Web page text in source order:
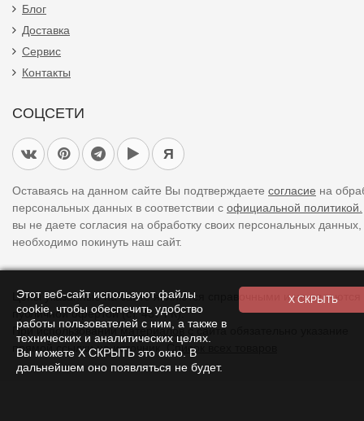
Блог
Доставка
Сервис
Контакты
СОЦСЕТИ
Я
Оставаясь на данном сайте Вы подтверждаете согласие на
персональных данных в соответствии с официальной политикой.
вы не даете согласия на обработку своих персональных
необходимо покинуть наш сайт.
Цены указанные на сайте являются справочными и не являются
публичной офертой (ст. 437 ГК).
При использованииматериалов с сайта обязательно указание
прямой ссылки на источник.
Список всех товаров
Этот веб-сайт используют файлы
cookie, чтобы обеспечить удобство
работы пользователей с ним, а также в
технических и аналитических целях.
Вы можете Х СКРЫТЬ это окно. В
дальнейшем оно появляться не будет.